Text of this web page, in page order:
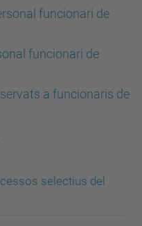
funcionari de
funcionari de
a funcionaris de
selectius del